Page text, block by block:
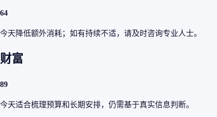
64
今天降低额外消耗；如有持续不适，请及时咨询专业人士。
财富
89
今天适合梳理预算和长期安排，仍需基于真实信息判断。